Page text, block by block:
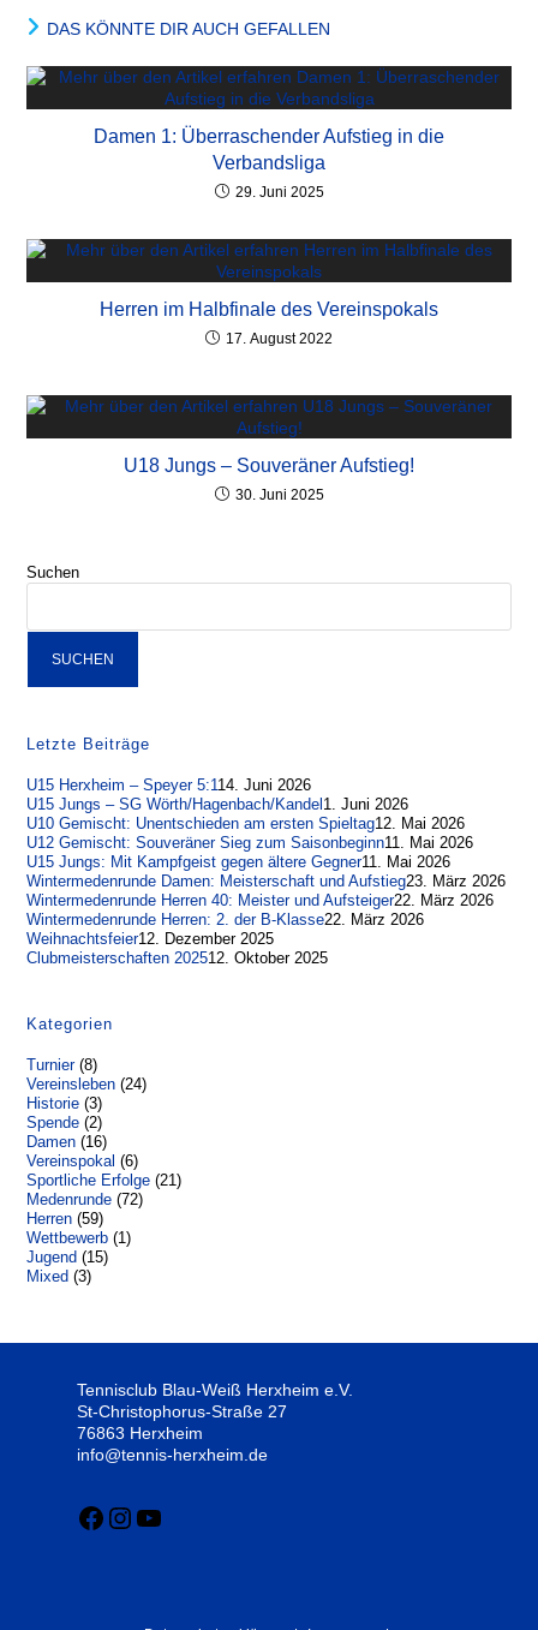
DAS KÖNNTE DIR AUCH GEFALLEN
Damen 1: Überraschender Aufstieg in die
Verbandsliga
29. Juni 2025
Herren im Halbfinale des Vereinspokals
17. August 2022
U18 Jungs – Souveräner Aufstieg!
30. Juni 2025
Suchen
SUCHEN
Letzte Beiträge
U15 Herxheim – Speyer 5:114. Juni 2026
U15 Jungs – SG Wörth/Hagenbach/Kandel 1. Juni 2026
U10 Gemischt: Unentschieden am ersten Spieltag12. Mai 2026
U12 Gemischt: Souveräner Sieg zum Saisonbeginn11. Mai 2026
U15 Jungs: Mit Kampfgeist gegen ältere Gegner11. Mai 2026
Wintermedenrunde Damen: Meisterschaft und Aufstieg23. März 2026
Wintermedenrunde Herren 40: Meister und Aufsteiger22. März 2026
Wintermedenrunde Herren: 2. der B-Klasse22. März 2026
Weihnachtsfeier12. Dezember 2025
Clubmeisterschaften 202512. Oktober 2025
Kategorien
Turnier (8)
Vereinsleben (24)
Historie (3)
Spende (2)
Damen (16)
Vereinspokal (6)
Sportliche Erfolge (21)
Medenrunde (72)
Herren (59)
Wettbewerb (1)
Jugend (15)
Mixed (3)
Tennisclub Blau-Weiß Herxheim e.V.
St-Christophorus-Straße 27
76863 Herxheim
info@tennis-herxheim.de